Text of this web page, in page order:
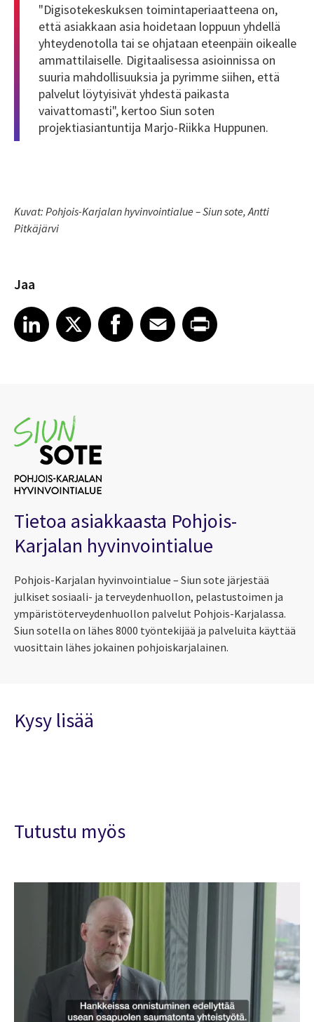
"Digisotekeskuksen toimintaperiaatteena on,
että asiakkaan asia hoidetaan loppuun yhdellä
yhteydenotolla tai se ohjataan eteenpäin oikealle
ammattilaiselle. Digitaalisessa asioinnissa on
suuria mahdollisuuksia ja pyrimme siihen, että
palvelut löytyisivät yhdestä paikasta
vaivattomasti", kertoo Siun soten
projektiasiantuntija Marjo-Riikka Huppunen.
Kuvat: Pohjois-Karjalan hyvinvointialue – Siun sote, Antti
Pitkäjärvi
Jaa
Share article on LinkedIn
LinkedIn
Share article on XShare article on Facebook
Facebook
Share article on Email
EmailShare article on Print
Tietoa asiakkaasta Pohjois-
Karjalan hyvinvointialue
Pohjois-Karjalan hyvinvointialue – Siun sote järjestää
julkiset sosiaali- ja terveydenhuollon, pelastustoimen ja
ympäristöterveydenhuollon palvelut Pohjois-Karjalassa.
Siun sotella on lähes 8000 työntekijää ja palveluita käyttää
vuosittain lähes jokainen pohjoiskarjalainen.
Kysy lisää
Tutustu myös